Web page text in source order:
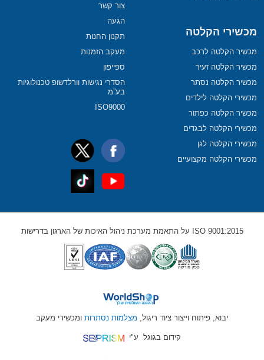
מכשירי הקלטה
מכשיר הקלטה לרכב
מכשיר הקלטה זעיר
מכשיר הקלטה נסתר
מכשירי הקלטה לילדים
מכשיר הקלטה כפתור
מכשירי הקלטה לבגדים
מכשירי הקלטה לגן
מכשירי הקלטה מקצועיים
צור קשר
הגעה
תקנון החנות
מעקב הזמנות
ספייפון
הסדרי נגישות וורלדשופ טכנולוגיות
בע”מ
ISO9000
ISO 9001:2015 על התאמת מערכת ניהול האיכות של הארגון בדרישות
יבוא, פיתוח וייצור ציוד ריגול, מצלמות נסתרות ומכשירי מעקב
קידום בגוגל ע"י